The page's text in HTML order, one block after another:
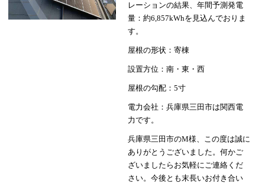
レーションの結果、年間予測発電
量：約6,857kWhを見込んでおりま
す。
屋根の形状：寄棟
設置方位：南・東・西
屋根の勾配：5寸
電力会社：兵庫県三田市は関西電
力です。
兵庫県三田市のM様、この度は誠に
ありがとうございました。何かご
ざいましたらお気軽にご連絡くだ
さい。今後とも末長いお付き合い